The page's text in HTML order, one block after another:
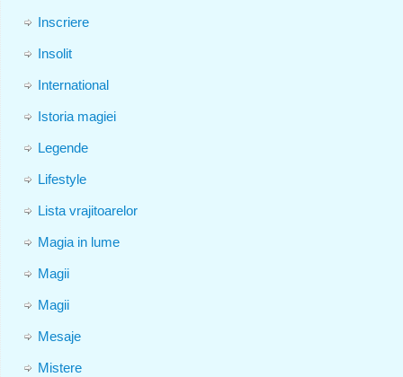
Inscriere
Insolit
International
Istoria magiei
Legende
Lifestyle
Lista vrajitoarelor
Magia in lume
Magii
Magii
Mesaje
Mistere